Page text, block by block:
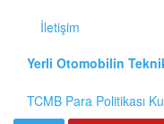
İletişim
Yerli Otomobilin
TCMB Para Politikası